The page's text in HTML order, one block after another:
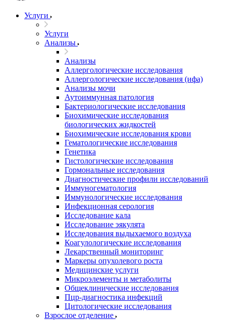
Услуги
Услуги
Анализы
Анализы
Аллергологические исследования
Аллергологические исследования (ифа)
Анализы мочи
Аутоиммунная патология
Бактериологические исследования
Биохимические исследования
биологических жидкостей
Биохимические исследования крови
Гематологические исследования
Генетика
Гистологические исследования
Гормональные исследования
Диагностические профили исследований
Иммуногематология
Иммунологические исследования
Инфекционная серология
Исследование кала
Исследование эякулята
Исследования выдыхаемого воздуха
Коагулологические исследования
Лекарственный мониторинг
Маркеры опухолевого роста
Медицинские услуги
Микроэлементы и метаболиты
Общеклинические исследования
Пцр-диагностика инфекций
Цитологические исследования
Взрослое отделение